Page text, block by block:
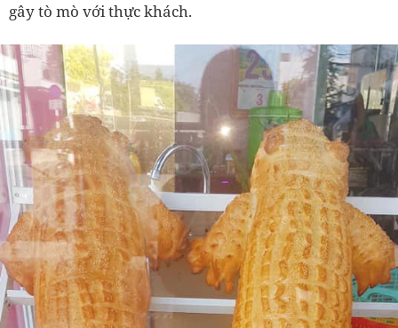
gây tò mò với thực khách.